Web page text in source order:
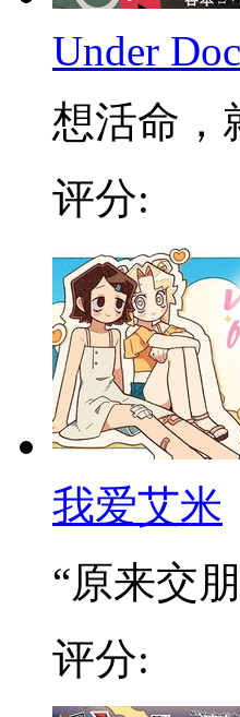
Under
想活命，
评分:
我爱艾米
“原来交
评分: